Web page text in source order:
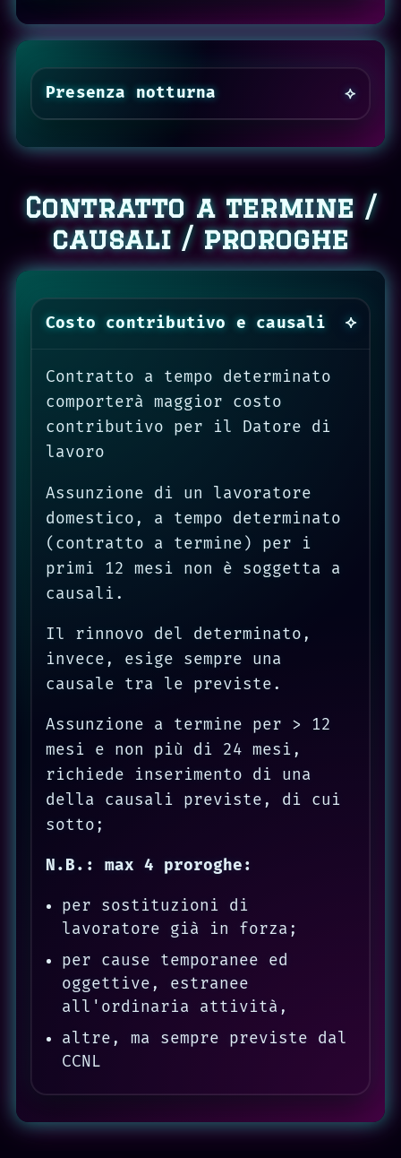
Presenza notturna
Contratto a termine /
causali / proroghe
Costo contributivo e causali
Contratto a tempo determinato
comporterà maggior costo
contributivo per il Datore di
lavoro
Assunzione di un lavoratore
domestico, a tempo determinato
(contratto a termine) per i
primi 12 mesi non è soggetta a
causali.
Il rinnovo del determinato,
invece, esige sempre una
causale tra le previste.
Assunzione a termine per > 12
mesi e non più di 24 mesi,
richiede inserimento di una
della causali previste, di cui
sotto;
N.B.: max 4 proroghe:
per sostituzioni di
lavoratore già in forza;
per cause temporanee ed
oggettive, estranee
all'ordinaria attività,
altre, ma sempre previste dal
CCNL